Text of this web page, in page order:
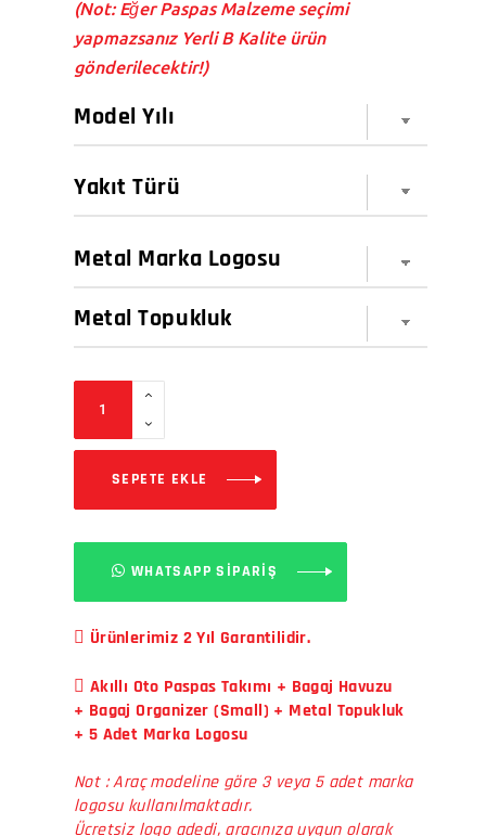
(Not: Eğer Paspas Malzeme seçimi
yapmazsanız Yerli B Kalite ürün
gönderilecektir!)
SEPETE EKLE
WHATSAPP SİPARİŞ
Ürünlerimiz 2 Yıl Garantilidir.
Akıllı Oto Paspas Takımı + Bagaj Havuzu
+ Bagaj Organizer (Small) + Metal Topukluk
+ 5 Adet Marka Logosu
Not : Araç modeline göre 3 veya 5 adet marka
logosu kullanılmaktadır.
Ücretsiz logo adedi, aracınıza uygun olarak